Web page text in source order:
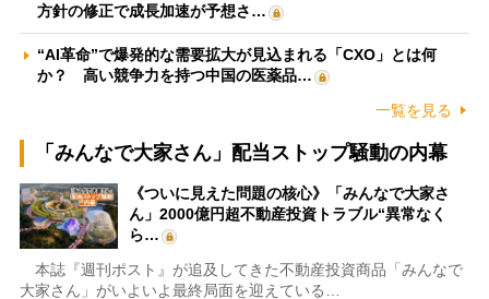
方針の修正で成長加速が予想さ…
“AI革命”で爆発的な需要拡大が見込まれる「CXO」とは何
か？ 高い競争力を持つ中国の医薬品…
一覧を見る
「みんなで大家さん」配当ストップ騒動の内幕
《ついに見えた問題の核心》「みんなで大家さ
ん」2000億円超不動産投資トラブル“異常なく
ら…
本誌『週刊ポスト』が追及してきた不動産投資商品「みんなで
大家さん」がいよいよ最終局面を迎えている…